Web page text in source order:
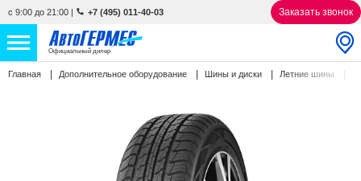
с 9:00 до 21:00 | +7 (495) 011-40-03 Заказать звонок
Официальный дилер
НОВЫЕ АВТОМОБИЛИ 4770 авто
Главная Дополнительное оборудование Шины и диски Летние шины